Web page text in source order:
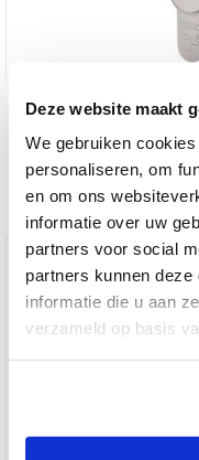
Deze website maakt
We gebruiken
personaliseren, om
en om ons
informatie over uw
partners voor social
partners kunnen
informatie die u aan
verzameld op basis
Nabestellen